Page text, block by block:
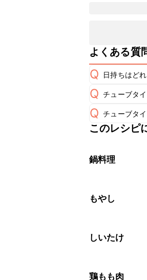
よくある質
Q 日持ちはど
A
こちらのレ
※日持ちは目
Q チューブタ
A チューブタ
Q チューブタ
チューブタ
このレシピ
鍋料理
もやし
しいたけ
鶏もも肉